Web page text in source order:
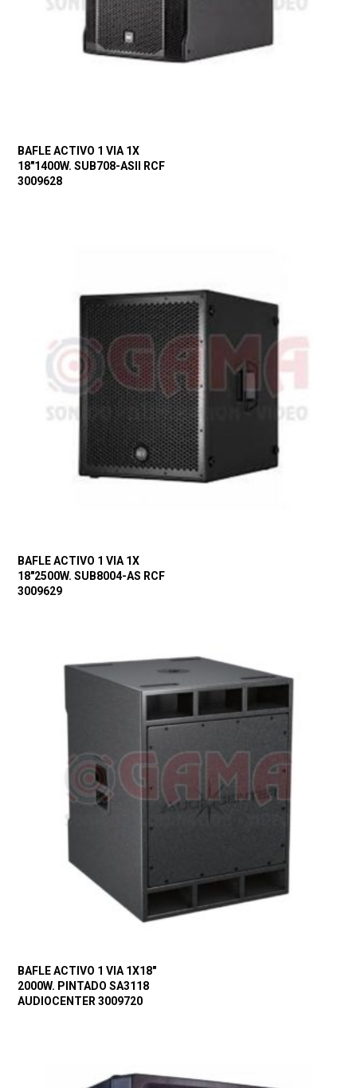
BAFLE ACTIVO 1 VIA 1X
18″1400W. SUB708-ASII RCF
3009628
BAFLE ACTIVO 1 VIA 1X
18″2500W. SUB8004-AS RCF
3009629
BAFLE ACTIVO 1 VIA 1X18″
2000W. PINTADO SA3118
AUDIOCENTER 3009720